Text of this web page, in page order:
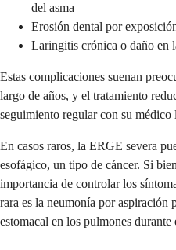
del asma
Erosión dental por
Laringitis crónica o daño en
Estas complicaciones suenan
largo de años, y el tratamiento
seguimiento regular con su
En casos raros, la ERGE severa
esofágico, un tipo de cáncer. Si
importancia de controlar los
rara es la neumonía por aspiración
estomacal en los pulmones durante